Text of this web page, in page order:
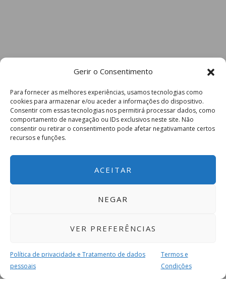
Gerir o Consentimento
Para fornecer as melhores experiências, usamos tecnologias como
cookies para armazenar e/ou aceder a informações do dispositivo.
Consentir com essas tecnologias nos permitirá processar dados, como
comportamento de navegação ou IDs exclusivos neste site. Não
consentir ou retirar o consentimento pode afetar negativamante certos
recursos e funções.
ACEITAR
NEGAR
VER PREFERÊNCIAS
Política de privacidade e Tratamento de dados
pessoais
Termos e
Condições